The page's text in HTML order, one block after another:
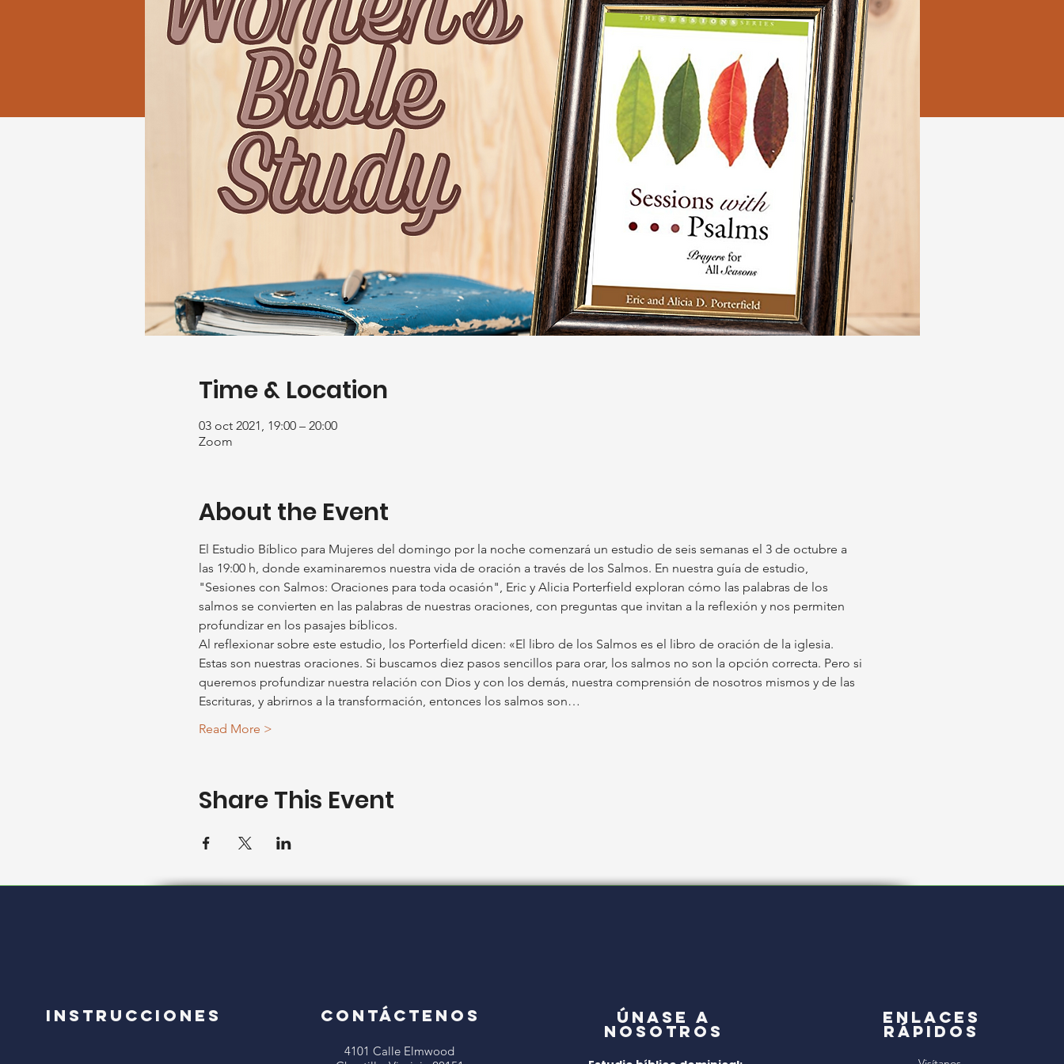
Time & Location
03 oct 2021, 19:00 – 20:00
Zoom
About the Event
El Estudio Bíblico para Mujeres del domingo por la noche comenzará un estudio de seis semanas el 3 de octubre a
las 19:00 h, donde examinaremos nuestra vida de oración a través de los Salmos. En nuestra guía de estudio,
"Sesiones con Salmos: Oraciones para toda ocasión", Eric y Alicia Porterfield exploran cómo las palabras de los
salmos se convierten en las palabras de nuestras oraciones, con preguntas que invitan a la reflexión y nos permiten
profundizar en los pasajes bíblicos.
Al reflexionar sobre este estudio, los Porterfield dicen: «El libro de los Salmos es el libro de oración de la iglesia.
Estas son nuestras oraciones. Si buscamos diez pasos sencillos para orar, los salmos no son la opción correcta. Pero si
queremos profundizar nuestra relación con Dios y con los demás, nuestra comprensión de nosotros mismos y de las
Escrituras, y abrirnos a la transformación, entonces los salmos son…
Read More >
Share This Event
Instrucciones CONTÁCTENOS
4101 Calle Elmwood
Únase a
nosotros
Enlaces
rápidos